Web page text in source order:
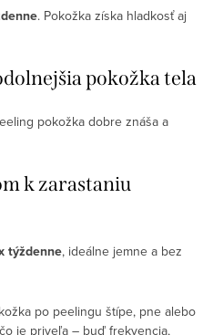
. Pokožka získa hladkosť aj
pokožka tela
pokožka dobre znáša a
k zarastaniu
týždenne, ideálne jemne a bez
po peelingu štípe, pne alebo
je priveľa – buď frekvencia,